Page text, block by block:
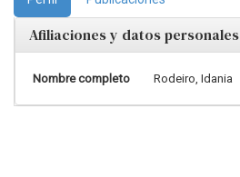
Afiliaciones y datos personales
Nombre completo Rodeiro, Idania